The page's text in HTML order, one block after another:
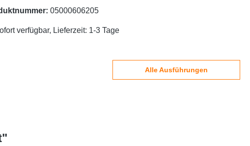
05000606205
verfügbar, Lieferzeit: 1-3 Tage
Alle Ausführungen